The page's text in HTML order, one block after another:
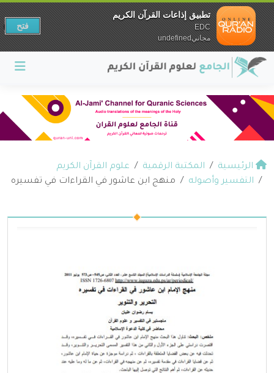
الرئيسية المكتبة الرقمية
علوم القرآن الكريم
التفسير وأصوله
منهج ابن عاشور في القراءات في تفسيره
تطبيق إذاعات القرآن الكريم
EDC
مجانيundefined
فتح